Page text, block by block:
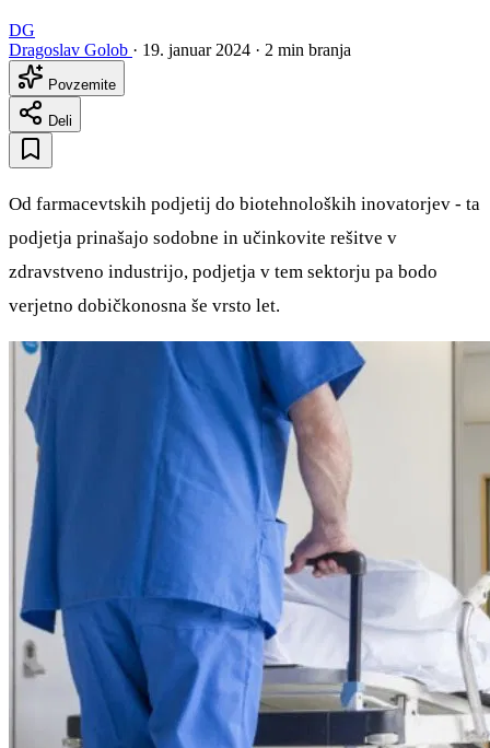
DG
Dragoslav Golob · 19. januar 2024 · 2 min branja
Povzemite
Deli
Od farmacevtskih podjetij do biotehnoloških inovatorjev - ta
podjetja prinašajo sodobne in učinkovite rešitve v
zdravstveno industrijo, podjetja v tem sektorju pa bodo
verjetno dobičkonosna še vrsto let.